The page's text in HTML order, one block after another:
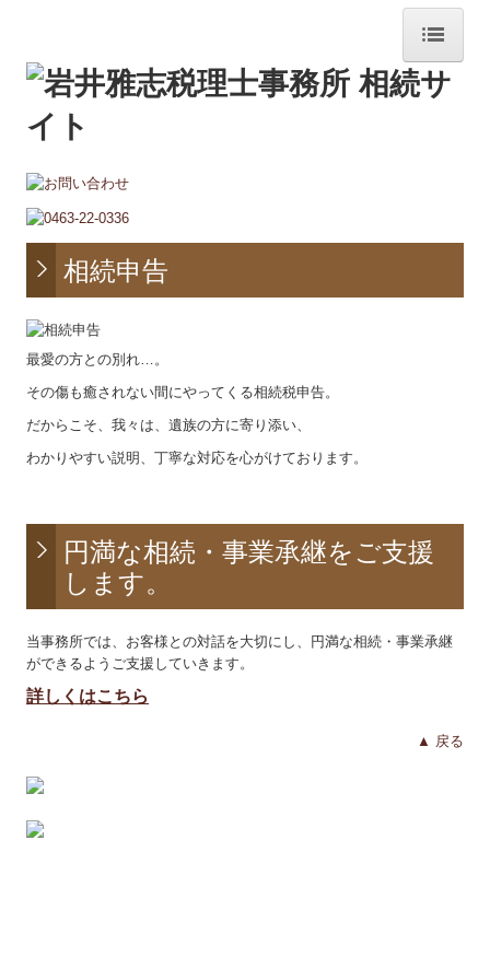
ホーム
経営理念
業務内容
相続申告
よくある質問
相続税額の早見表
相続対策
対策のご提案
料金について
相続申告
最愛の方との別れ…。
その傷も癒されない間にやってくる相続税申告。
だからこそ、我々は、遺族の方に寄り添い、
わかりやすい説明、丁寧な対応を心がけております。
円満な相続・事業承継をご支援
します。
当事務所では、お客様との対話を大切にし、円満な相続・事業承継
ができるようご支援していきます。
詳しくはこちら
▲ 戻る